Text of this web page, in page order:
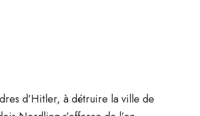
d’Hitler, à détruire la ville de